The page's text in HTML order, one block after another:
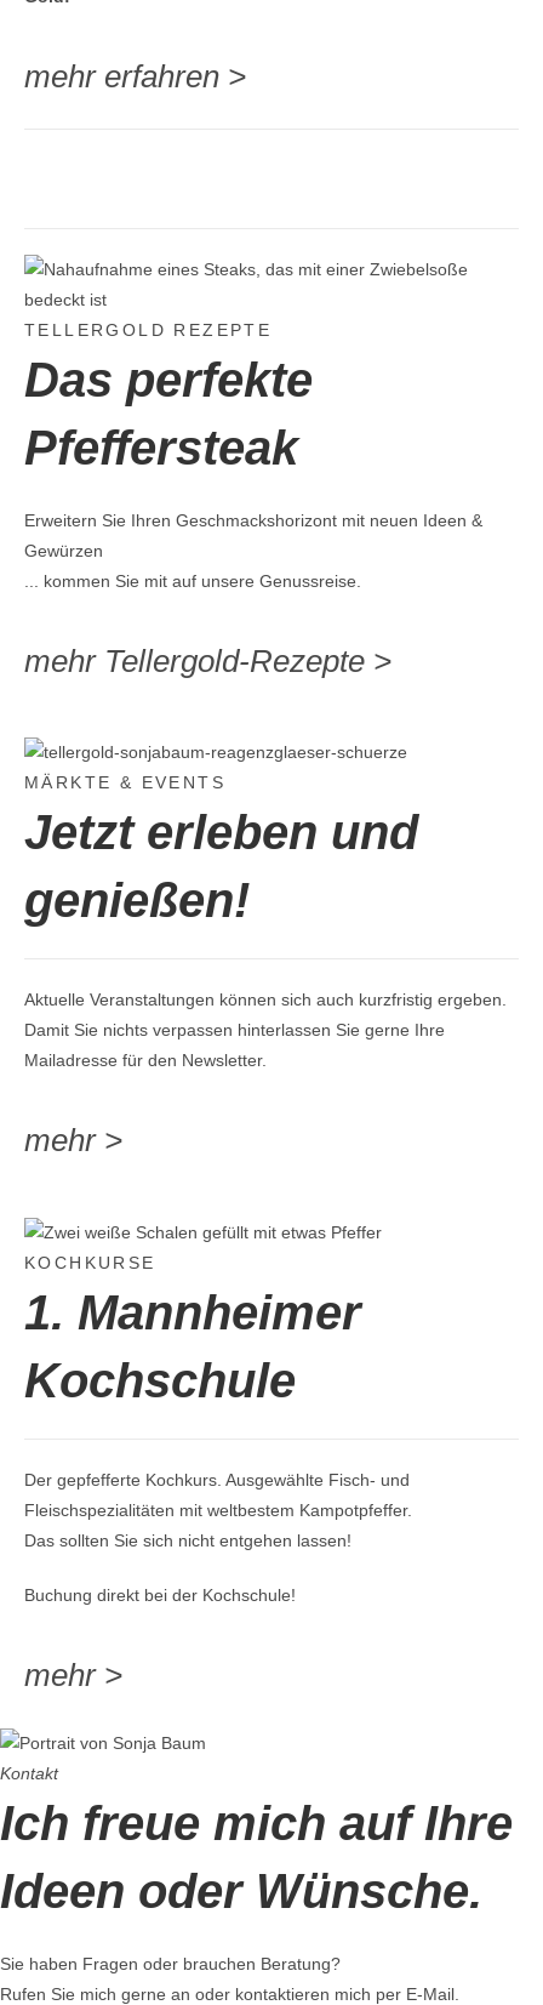
mehr erfahren >
TELLERGOLD REZEPTE
Das perfekte
Pfeffersteak
Erweitern Sie Ihren Geschmackshorizont mit neuen Ideen &
Gewürzen
... kommen Sie mit auf unsere Genussreise.
mehr Tellergold-Rezepte >
MÄRKTE & EVENTS
Jetzterleben und
genießen!
Aktuelle Veranstaltungen können sich auch kurzfristig ergeben.
Damit Sie nichts verpassen hinterlassen Sie gerne Ihre
Mailadresse für den Newsletter.
mehr >
KOCHKURSE
1. Mannheimer
Kochschule
Der gepfefferte Kochkurs. Ausgewählte Fisch- und
Fleischspezialitäten mit weltbestem Kampotpfeffer.
Das sollten Sie sich nicht entgehen lassen!
Buchung direkt bei der Kochschule!
mehr >
Kontakt
Ich freue mich auf Ihre
Ideen oderWünsche.
Sie haben Fragen oder brauchen Beratung?
Rufen Sie mich gerne an oder kontaktieren mich per E-Mail.